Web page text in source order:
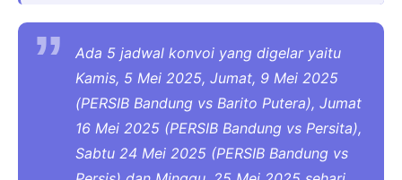
Ada 5 jadwal konvoi yang digelar yaitu
Kamis, 5 Mei 2025, Jumat, 9 Mei 2025
(PERSIB Bandung vs Barito Putera), Jumat
16 Mei 2025 (PERSIB Bandung vs Persita),
Sabtu 24 Mei 2025 (PERSIB Bandung vs